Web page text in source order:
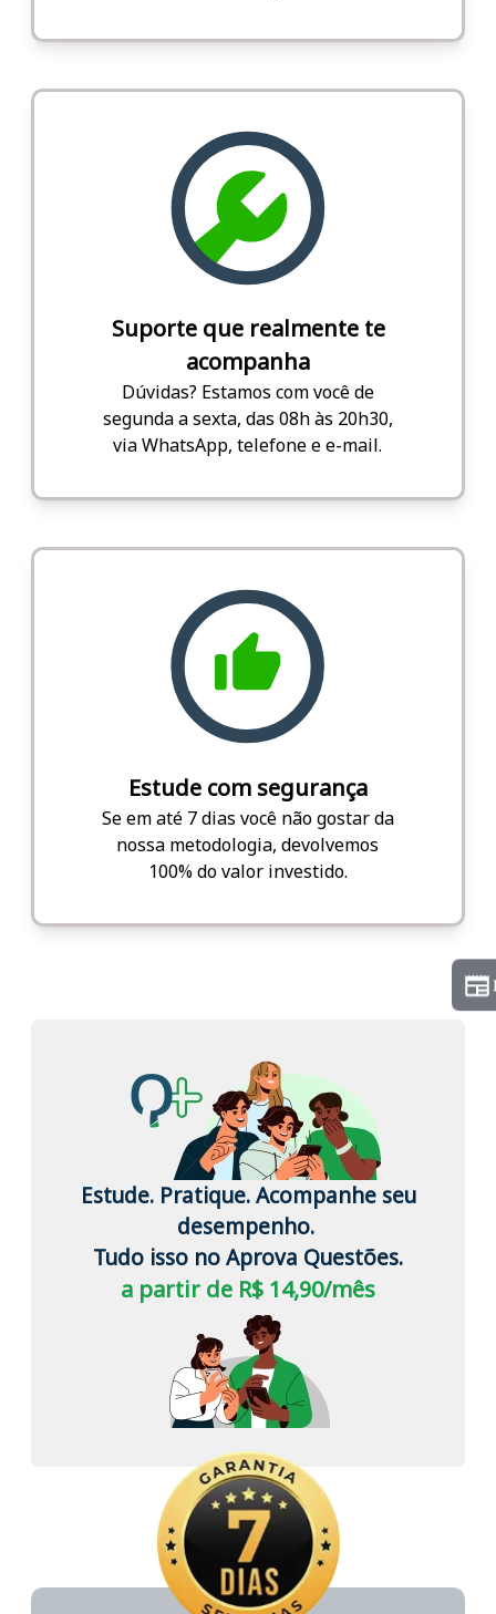
Suporte que realmente te
acompanha
Dúvidas? Estamos com você de
segunda a sexta, das 08h às 20h30,
via WhatsApp, telefone e e-mail.
Estude com segurança
Se em até 7 dias você não gostar da
nossa metodologia, devolvemos
100% do valor investido.
Estude. Pratique. Acompanhe seu
desempenho.
Tudo isso no Aprova Questões.
a partir de R$ 14,90/mês